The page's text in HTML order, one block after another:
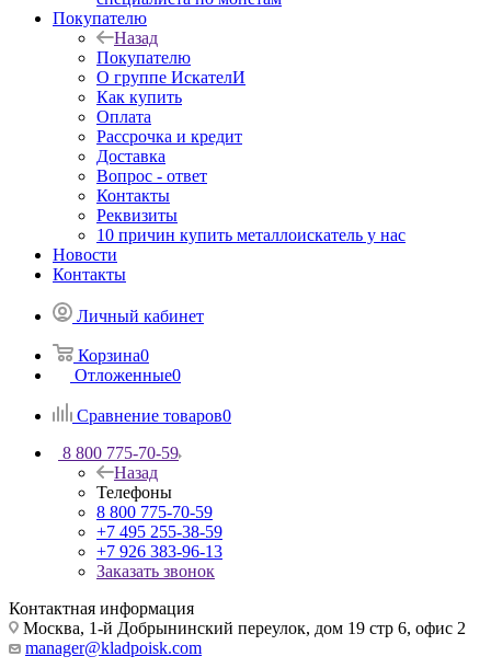
Покупателю
Назад
Покупателю
О группе ИскателИ
Как купить
Оплата
Рассрочка и кредит
Доставка
Вопрос - ответ
Контакты
Реквизиты
10 причин купить металлоискатель у нас
Новости
Контакты
Личный кабинет
Корзина0
Отложенные0
Сравнение товаров0
8 800 775-70-59
Назад
Телефоны
8 800 775-70-59
+7 495 255-38-59
+7 926 383-96-13
Заказать звонок
Контактная информация
Москва, 1-й Добрынинский переулок, дом 19 стр 6, офис 2
manager@kladpoisk.com